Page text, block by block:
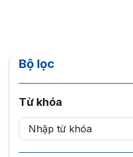
Bộ lọc
Từ khóa